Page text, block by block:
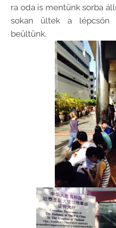
ra oda is mentünk sorba
sokan ültek a lépcsőn
beültünk.